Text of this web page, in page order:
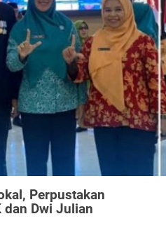
Perpustakan
dan Dwi Julian